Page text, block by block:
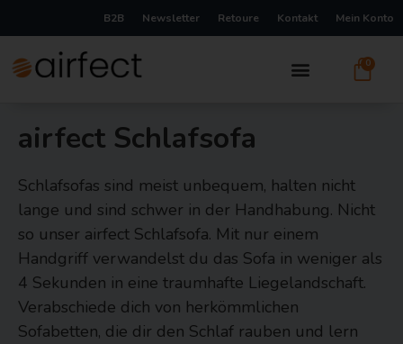
B2B Newsletter Retoure Kontakt Mein Konto
0
airfect Schlafsofa
Schlafsofas sind meist unbequem, halten nicht
lange und sind schwer in der Handhabung. Nicht
so unser airfect Schlafsofa. Mit nur einem
Handgriff verwandelst du das Sofa in weniger als
4 Sekunden in eine traumhafte Liegelandschaft.
Verabschiede dich von herkömmlichen
Sofabetten, die dir den Schlaf rauben und lern